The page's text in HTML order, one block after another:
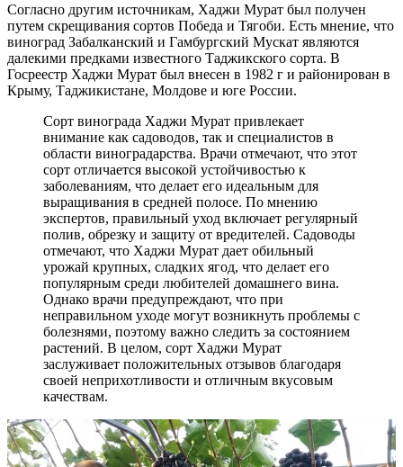
Согласно другим источникам, Хаджи Мурат был получен
путем скрещивания сортов Победа и Тягоби. Есть мнение, что
виноград Забалканский и Гамбургский Мускат являются
далекими предками известного Таджикского сорта. В
Госреестр Хаджи Мурат был внесен в 1982 г и районирован в
Крыму, Таджикистане, Молдове и юге России.
Сорт винограда Хаджи Мурат привлекает
внимание как садоводов, так и специалистов в
области виноградарства. Врачи отмечают, что этот
сорт отличается высокой устойчивостью к
заболеваниям, что делает его идеальным для
выращивания в средней полосе. По мнению
экспертов, правильный уход включает регулярный
полив, обрезку и защиту от вредителей. Садоводы
отмечают, что Хаджи Мурат дает обильный
урожай крупных, сладких ягод, что делает его
популярным среди любителей домашнего вина.
Однако врачи предупреждают, что при
неправильном уходе могут возникнуть проблемы с
болезнями, поэтому важно следить за состоянием
растений. В целом, сорт Хаджи Мурат
заслуживает положительных отзывов благодаря
своей неприхотливости и отличным вкусовым
качествам.